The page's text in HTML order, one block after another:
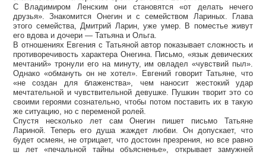
С Владимиром Ленским они становятся «от делать нечего
друзья». Знакомится Онегин и с семейством Лариных. Глава
этого семейства, Дмитрий Ларин, уже умер. В поместье живут
его вдова и дочери — Татьяна и Ольга.
В отношениях Евгения с Татьяной автор показывает сложность и
противоречивость характера Онегина. Письмо, «язык девических
мечтаний» тронули его на минуту, им овладел «чувствий пыл».
Однако «обмануть он не хотел». Евгений говорит Татьяне, что
«не создан для блаженства», чем наносит жестокий удар
мечтательной и чувствительной девушке. Пушкин творит это со
своими героями сознательно, чтобы потом поставить их в такую
же ситуацию, но с переменой ролей.
Спустя несколько лет сам Онегин пишет письмо Татьяне
Лариной. Теперь его душа жаждет любви. Он допускает, что
будет осмеян, не отрицает, что достоин презрения, но все равно
ш лет «печальной тайны объясненье», открывает замужней